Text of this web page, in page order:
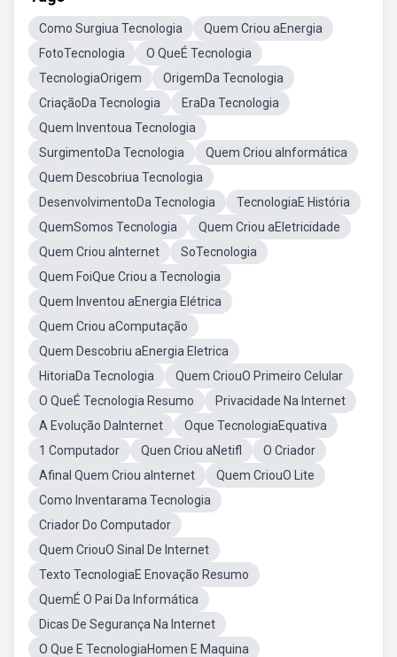
Como Surgiua Tecnologia
Quem Criou aEnergia
FotoTecnologia
O QueÉ Tecnologia
TecnologiaOrigem
OrigemDa Tecnologia
CriaçãoDa Tecnologia
EraDa Tecnologia
Quem Inventoua Tecnologia
SurgimentoDa Tecnologia
Quem Criou aInformática
Quem Descobriua Tecnologia
DesenvolvimentoDa Tecnologia
TecnologiaE História
QuemSomos Tecnologia
Quem Criou aEletricidade
Quem Criou aInternet
SoTecnologia
Quem FoiQue Criou a Tecnologia
Quem Inventou aEnergia Elétrica
Quem Criou aComputação
Quem Descobriu aEnergia Eletrica
HitoriaDa Tecnologia
Quem CriouO Primeiro Celular
O QueÉ Tecnologia Resumo
Privacidade Na Internet
A Evolução DaInternet
Oque TecnologiaEquativa
1 Computador
Quen Criou aNetifl
O Criador
Afinal Quem Criou aInternet
Quem CriouO Lite
Como Inventarama Tecnologia
Criador Do Computador
Quem CriouO Sinal De Internet
Texto TecnologiaE Enovação Resumo
QuemÉ O Pai Da Informática
Dicas De Segurança Na Internet
O Que E TecnologiaHomen E Maquina